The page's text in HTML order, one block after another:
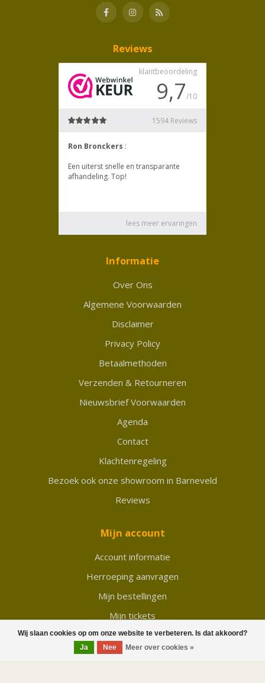
Wij slaan cookies op om onze website te verbeteren. Is dat akkoord?
Ja
Nee Meer over cookies »
Reviews
Informatie
Over Ons
Algemene Voorwaarden
Disclaimer
Privacy Policy
Betaalmethoden
Verzenden & Retourneren
Nieuwsbrief Voorwaarden
Agenda
Contact
Klachtenregeling
Bezoek ook onze showroom in Barneveld
Reviews
Mijn account
Account informatie
Herroeping aanvragen
Mijn bestellingen
Mijn tickets
Mijn verlanglijst
Vergelijk
FILTERS